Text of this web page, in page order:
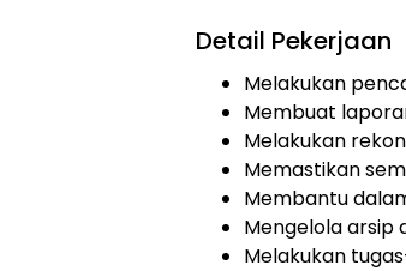
Detail Pekerjaan
Melakukan
Membuat
Melakukan
Memastikan
Membantu
Mengelola arsip
Melakukan